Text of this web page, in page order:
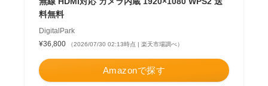
料無料
DigitalPark
¥36,800
（2026/07/30 02:13時点 | 楽天市場調べ）
Amazonで探す